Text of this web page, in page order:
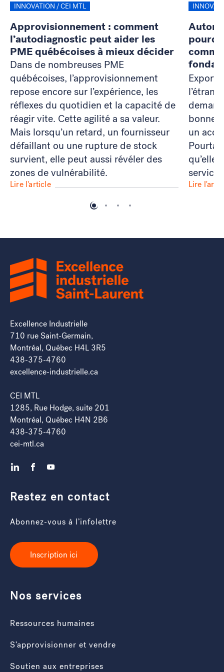
INNOVATION / CEI MTL
Approvisionnement : comment
l’autodiagnostic peut aider les
PME québécoises à mieux décider
Dans de nombreuses PME
québécoises, l’approvisionnement
repose encore sur l’expérience, les
réflexes du quotidien et la capacité de
réagir vite. Cette agilité a sa valeur.
Mais lorsqu’un retard, un fournisseur
défaillant ou une rupture de stock
survient, elle peut aussi révéler des
zones de vulnérabilité.
Lire l'article
bonne
un
service
Lire
Excellence Industrielle
710 rue Saint-Germain,
Montréal, Québec H4L 3R5
438-375-4760
excellence-industrielle.ca
CEI MTL
1285, Rue Hodge, suite 201
Montréal, Québec H4N 2B6
438-375-4760
cei-mtl.ca
Nos services
Ressources humaines
S’approvisionner et vendre
Soutien aux entreprises
Restez en contact
Abonnez-vous à l’infolettre
Inscription ici
LinkedInFacebookYouTube